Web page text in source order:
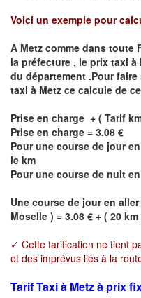
Voici un exemple pour
A Metz comme dans toute
la préfecture , le prix taxi à
du département .Pour
taxi à Metz ce calcule de
Prise en charge + ( Tarif
Prise en charge = 3.08 €
Pour une course de jour
le km
Pour une course de nuit
Une course de jour en
Moselle ) = 3.08 € + ( 20
✓ Cette tarification ne tient
et des imprévus liés à la
Tarif Taxi à Metz à prix